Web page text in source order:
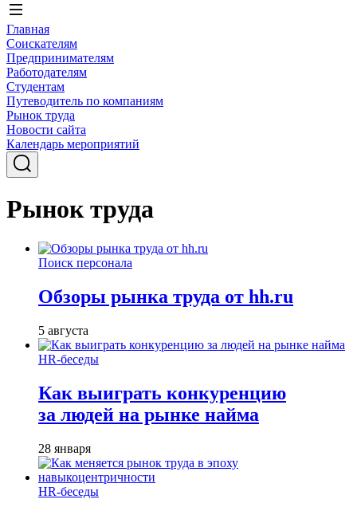
Главная
Соискателям
Предпринимателям
Работодателям
Студентам
Путеводитель по компаниям
Рынок труда
Новости сайта
Календарь мероприятий
Рынок труда
Поиск персонала
Обзоры рынка труда от hh.ru
5 августа
HR-беседы
Как выиграть конкуренцию
за людей на рынке найма
28 января
HR-беседы